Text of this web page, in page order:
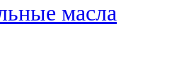
масла